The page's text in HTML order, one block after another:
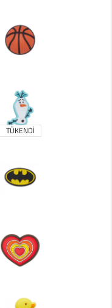
TÜKENDİ